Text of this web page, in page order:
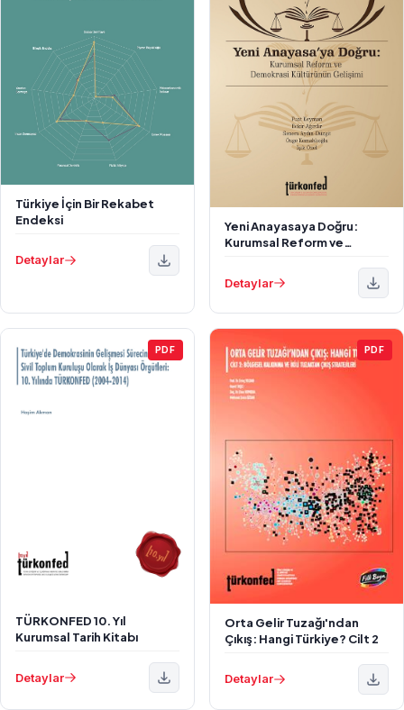
Türkiye İçin Bir Rekabet
Endeksi
Detaylar
Yeni Anayasaya Doğru:
Kurumsal Reform ve
Detaylar
PDF
TÜRKONFED 10. Yıl
Kurumsal Tarih Kitabı
Detaylar
PDF
Orta Gelir Tuzağı'ndan
Çıkış: Hangi Türkiye? Cilt 2
Detaylar